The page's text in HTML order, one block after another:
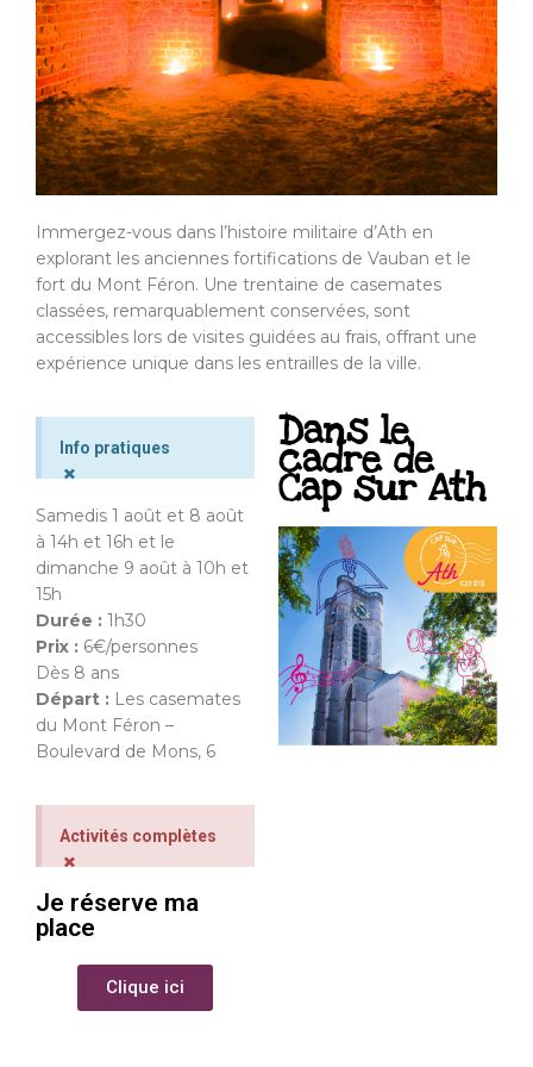
Immergez-vous dans l’histoire militaire d’Ath en
explorant les anciennes fortifications de Vauban et le
fort du Mont Féron. Une trentaine de casemates
classées, remarquablement conservées, sont
accessibles lors de visites guidées au frais, offrant une
expérience unique dans les entrailles de la ville.
Info pratiques
×
Samedis 1 août et 8 août
à 14h et 16h et le
dimanche 9 août à 10h et
15h
Durée : 1h30
Prix : 6€/personnes
Dès 8 ans
Départ : Les casemates
du Mont Féron –
Boulevard de Mons, 6
Activités complètes
×
Je réserve ma
place
Clique ici
Dans le
cadre de
Cap sur Ath